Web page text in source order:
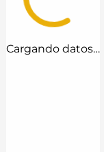
Cargando datos…